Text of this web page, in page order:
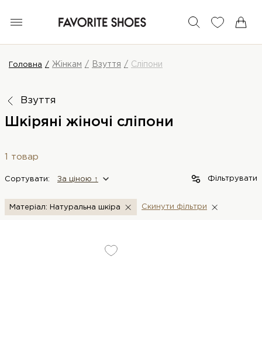
Головна Жінкам Взуття Сліпони
Взуття
Шкіряні жіночі сліпони
1 товар
Сортувати: За цiною ↑ Фільтрувати
Матеріал: Натуральна шкіра Скинути фiльтри